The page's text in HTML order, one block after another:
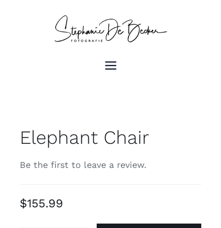
Toggle
Portfolio
Elephant Chair
Be the first to leave a review.
$155.99